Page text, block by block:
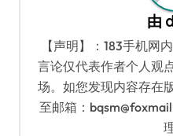
由
【声明】：183手机网
言论仅代表作者个人观
场。如您发现内容存在
至邮箱：